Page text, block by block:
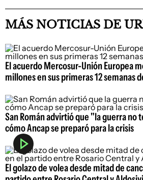
MÁS NOTICIAS DE
El acuerdo Mercosur-Unión Europea
millones en sus primeras 12 semanas
San Román advirtió que "la guerra no
cómo Ancap se preparó para la crisis
El golazo de volea desde mitad de